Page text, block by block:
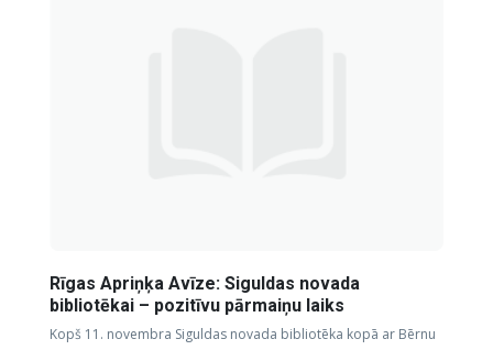
Rīgas Apriņķa Avīze: Siguldas novada
bibliotēkai – pozitīvu pārmaiņu laiks
Kopš 11. novembra Siguldas novada bibliotēka kopā ar Bērnu